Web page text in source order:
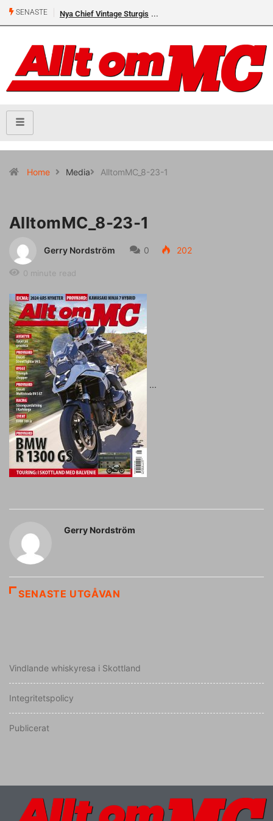
SENASTE Nya Chief Vintage Sturgis
Home Media AlltomMC_8-23-1
AlltomMC_8-23-1
Gerry Nordström 0 202
0 minute read
Gerry Nordström
SENASTE UTGÅVAN
Vindlande whiskyresa i Skottland
Integritetspolicy
Publicerat